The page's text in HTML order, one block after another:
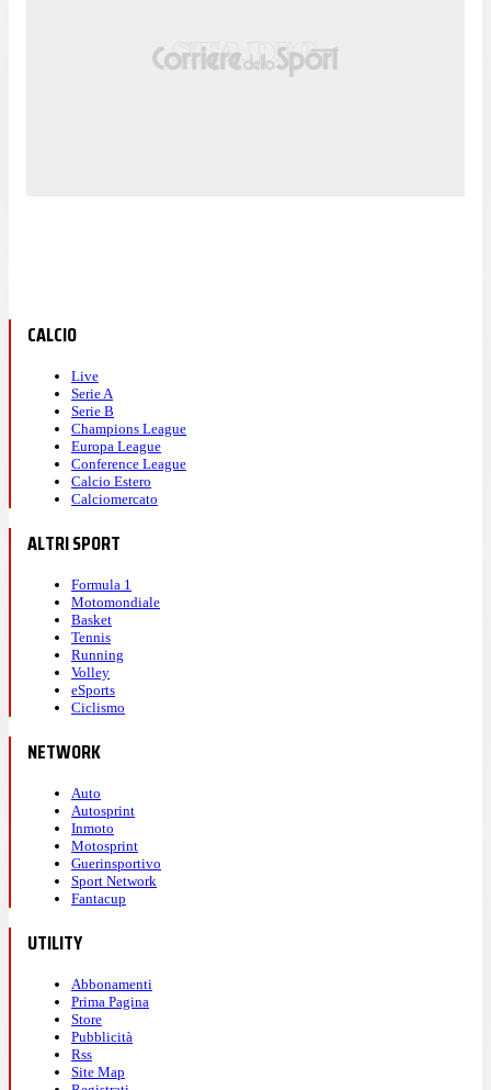
CALCIO
Live
Serie A
Serie B
Champions League
Europa League
Conference League
Calcio Estero
Calciomercato
ALTRI SPORT
Formula 1
Motomondiale
Basket
Tennis
Running
Volley
eSports
Ciclismo
NETWORK
Auto
Autosprint
Inmoto
Motosprint
Guerinsportivo
Sport Network
Fantacup
UTILITY
Abbonamenti
Prima Pagina
Store
Pubblicità
Rss
Site Map